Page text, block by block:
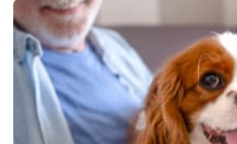
Zahrada
Design
Sledujte prima+